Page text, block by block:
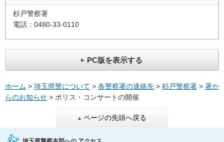
杉戸警察署
電話：0480-33-0110
PC版を表示する
ホーム > 埼玉県警について > 各警察署の連絡先 > 杉戸警察署 > 署か
らのお知らせ > ポリス・コンサートの開催
ページの先頭へ戻る